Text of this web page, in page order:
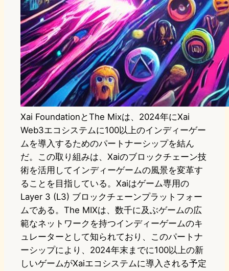
Xai FoundationとThe Mixは、2024年にXai
Web3エコシステムに100以上のインディーゲー
ムを導入するためのパートナーシップを結ん
だ。この取り組みは、Xaiのブロックチェーン技
術を活用してインディーゲームの風景を変革す
ることを目指している。Xaiはゲーム専用の
Layer 3 (L3) ブロックチェーンプラットフォー
ムである。The MIXは、数千に及ぶゲームの広
範なネットワークを持つインディーゲームのキ
ュレーターとして知られており、このパートナ
ーシップにより、2024年末までに100以上の新
しいゲームがXaiエコシステムに導入される予定